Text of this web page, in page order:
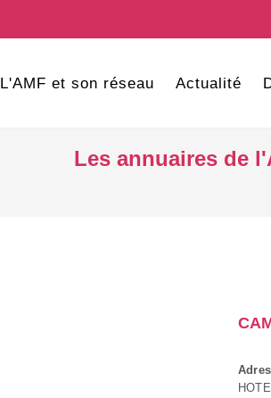
L'AMF et son réseau Actualité
Les annuaires de